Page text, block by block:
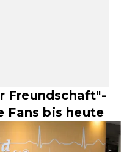
Freundschaft"-
Fans bis heute